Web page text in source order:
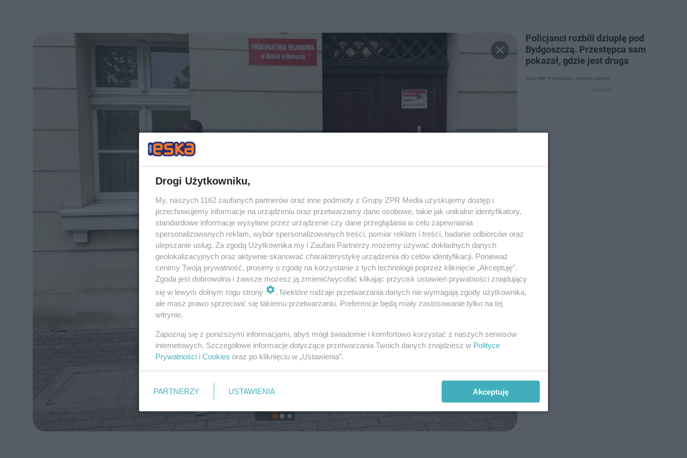
Policjanci rozbili dziuplę pod
Bydgoszczą. Przestępca sam
pokazał, gdzie jest druga
Autor: KMP w Bydgoszczy/ Materiały prasowe
Drogi Użytkowniku,
My, naszych 1162 zaufanych partnerów oraz inne podmioty z Grupy ZPR Media uzyskujemy dostęp i
przechowujemy informacje na urządzeniu oraz przetwarzamy dane osobowe, takie jak unikalne identyfikatory,
standardowe informacje wysyłane przez urządzenie czy dane przeglądania w celu zapewniania
spersonalizowanych reklam, wybór spersonalizowanych treści, pomiar reklam i treści, badanie odbiorców oraz
ulepszanie usług. Za zgodą Użytkownika my i Zaufani Partnerzy możemy używać dokładnych danych
geolokalizacyjnych oraz aktywnie skanować charakterystykę urządzenia do celów identyfikacji. Ponieważ
cenimy Twoją prywatność, prosimy o zgodę na korzystanie z tych technologii poprzez kliknięcie „Akceptuję”.
Zgoda jest dobrowolna i zawsze możesz ją zmienić/wycofać klikając przycisk ustawień prywatności znajdujący
się w lewym dolnym rogu strony
. Niektóre rodzaje przetwarzania danych nie wymagają zgody użytkownika,
ale masz prawo sprzeciwić się takiemu przetwarzaniu. Preferencje będą miały zastosowanie tylko na tej
witrynie.
Zapoznaj się z poniższymi informacjami, abyś mógł świadomie i komfortowo korzystać z naszych serwisów
internetowych. Szczegółowe informacje dotyczące przetwarzania Twoich danych znajdziesz w Polityce
Prywatności i Cookies oraz po kliknięciu w „Ustawienia”.
PARTNERZY USTAWIENIA Akceptuję